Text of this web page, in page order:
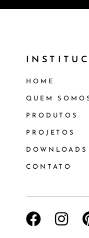
HOME
QUEM
PRODUTOS
PROJETOS
DOWNLOADS
CONTATO